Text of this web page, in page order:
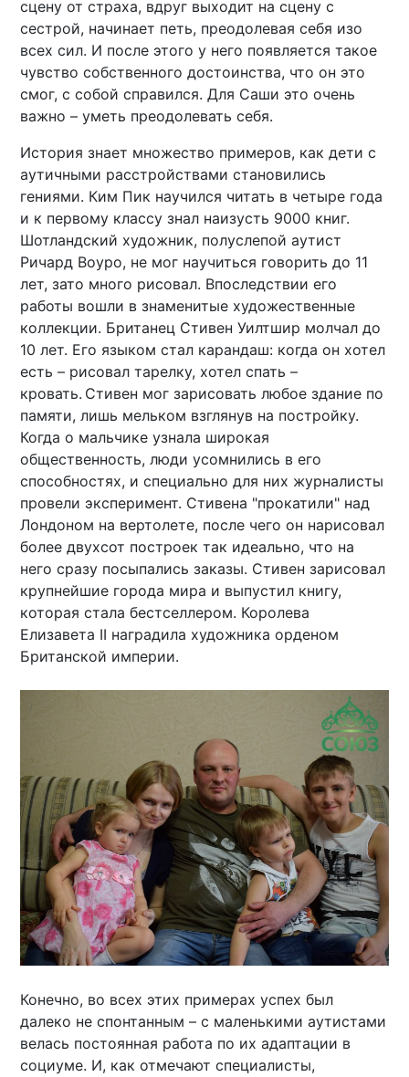
сцену от страха, вдруг выходит на сцену с
сестрой, начинает петь, преодолевая себя изо
всех сил. И после этого у него появляется такое
чувство собственного достоинства, что он это
смог, с собой справился. Для Саши это очень
важно – уметь преодолевать себя.
История знает множество примеров, как дети с
аутичными расстройствами становились
гениями. Ким Пик научился читать в четыре года
и к первому классу знал наизусть 9000 книг.
Шотландский художник, полуслепой аутист
Ричард Воуро, не мог научиться говорить до 11
лет, зато много рисовал. Впоследствии его
работы вошли в знаменитые художественные
коллекции. Британец Стивен Уилтшир молчал до
10 лет. Его языком стал карандаш: когда он хотел
есть – рисовал тарелку, хотел спать –
кровать. Стивен мог зарисовать любое здание по
памяти, лишь мельком взглянув на постройку.
Когда о мальчике узнала широкая
общественность, люди усомнились в его
способностях, и специально для них журналисты
провели эксперимент. Стивена "прокатили" над
Лондоном на вертолете, после чего он нарисовал
более двухсот построек так идеально, что на
него сразу посыпались заказы. Стивен зарисовал
крупнейшие города мира и выпустил книгу,
которая стала бестселлером. Королева
Елизавета II наградила художника орденом
Британской империи.
Конечно, во всех этих примерах успех был
далеко не спонтанным – с маленькими аутистами
велась постоянная работа по их адаптации в
социуме. И, как отмечают специалисты,